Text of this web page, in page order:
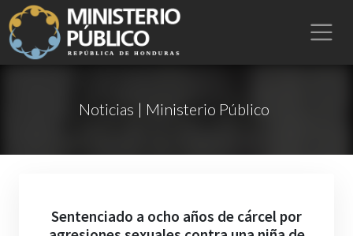
Noticias | Ministerio Público
Sentenciado a ocho años de cárcel por